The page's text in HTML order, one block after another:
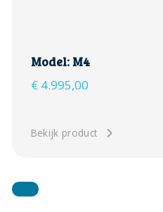
Model: M4
€4.995,00
Bekijk product